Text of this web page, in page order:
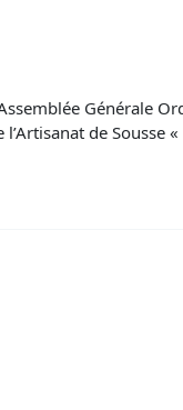
Générale
de Sousse «